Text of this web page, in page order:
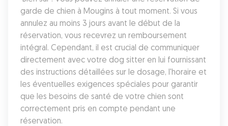
garde de chien à Mougins à tout moment. Si vous
annulez au moins 3 jours avant le début de la
réservation, vous recevrez un remboursement
intégral. Cependant, il est crucial de communiquer
directement avec votre dog sitter en lui fournissant
des instructions détaillées sur le dosage, l'horaire et
les éventuelles exigences spéciales pour garantir
que les besoins de santé de votre chien sont
correctement pris en compte pendant une
réservation.